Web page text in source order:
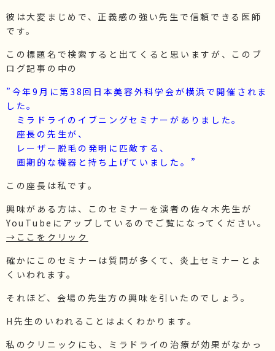
彼は大変まじめで、正義感の強い先生で信頼できる医師
です。
この標題名で検索すると出てくると思いますが、このブ
ログ記事の中の
”今年9月に第38回日本美容外科学会が横浜で開催されま
した。
ミラドライのイブニングセミナーがありました。
座長の先生が、
レーザー脱毛の発明に匹敵する、
画期的な機器と持ち上げていました。”
この座長は私です。
興味がある方は、このセミナーを演者の佐々木先生が
YouTubeにアップしているのでご覧になってください。
→ここをクリック
確かにこのセミナーは質問が多くて、炎上セミナーとよ
くいわれます。
それほど、会場の先生方の興味を引いたのでしょう。
H先生のいわれることはよくわかります。
私のクリニックにも、ミラドライの治療が効果がなかっ